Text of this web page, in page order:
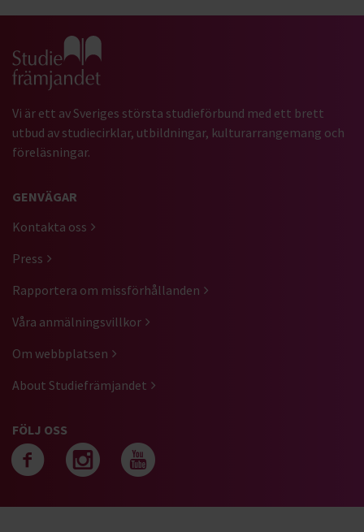
Gå till studiefrämjandets startsida
Vi är ett av Sveriges största studieförbund med ett brett
utbud av studiecirklar, utbildningar, kulturarrangemang och
föreläsningar.
GENVÄGAR
Kontakta oss
Press
Rapportera om missförhållanden
Våra anmälningsvillkor
Om webbplatsen
About Studiefrämjandet
FÖLJ OSS
Följ oss på facebook
Följ oss på
Följ oss på